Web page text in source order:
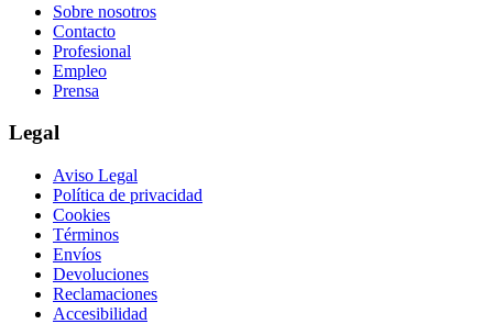
Sobre nosotros
Contacto
Profesional
Empleo
Prensa
Legal
Aviso Legal
Política de privacidad
Cookies
Términos
Envíos
Devoluciones
Reclamaciones
Accesibilidad